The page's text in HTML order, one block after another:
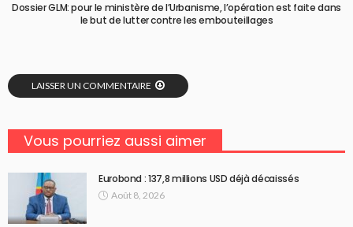
Dossier GLM: pour le ministère de l’Urbanisme, l’opération est faite dans
le but de lutter contre les embouteillages
LAISSER UN COMMENTAIRE
Vous pourriez aussi aimer
Eurobond : 137,8 millions USD déjà décaissés
Août 8, 2026